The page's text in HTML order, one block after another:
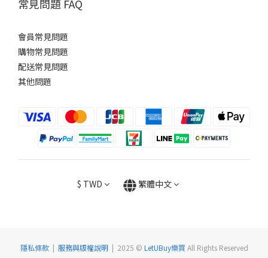
常見問題 FAQ
會員常見問題
購物常見問題
配送常見問題
其他問題
$ TWD 繁體中文
隱私條款| 服務與版權說明| 2025 © LetUBuy樂買 All Rights Reserved